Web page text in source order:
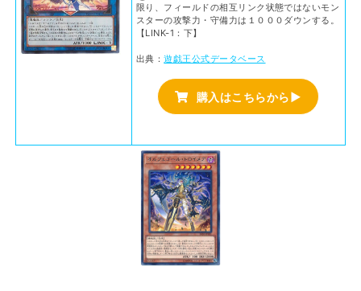
限り、フィールドの相互リンク状態ではないモン
スターの攻撃力・守備力は１０００ダウンする。
【LINK-1：下】
出典：遊戯王公式データベース
購入はこちらから▶